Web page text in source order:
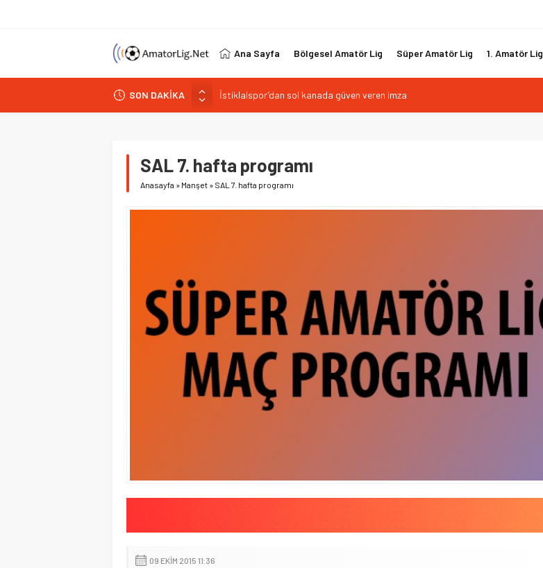
Ana Sayfa Bölgesel Amatör Lig Süper Amatör Lig 1. Amatör Lig
SON DAKİKA
Paşabahçespor’da sportif direktörlük görevine Mehmet Şahin getirildi
İstanbul Gençlerbirliği hücum hattını güçlendirdi
Kuzeyin Kaplanları Kaygısız ile yeniden
SAL 7. hafta programı
Anasayfa » Manşet » SAL 7. hafta programı
09 EKIM 2015 11:36